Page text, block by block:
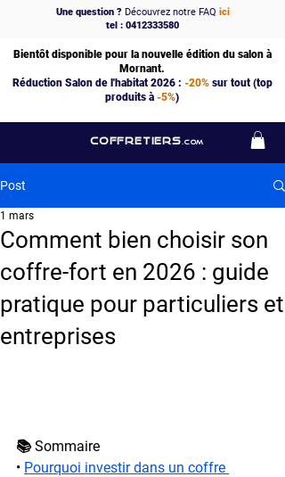
COFFRETIERS .COM
Une question ?Découvrez notre FAQ ici
tel : 0412333580
Bientôt disponible pour la nouvelle édition du salon à
Mornant.
Réduction Salon de l'habitat 2026 : -20%sur tout (top
produits à -5%)
Post
Comment bien choisir son
coffre-fort en 2026 : guide
pratique pour particuliers et
entreprises
1 mars
📚 Sommaire
• Pourquoi investir dans un coffre